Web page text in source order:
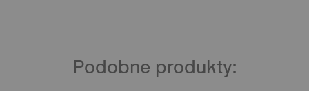
Podobne produkty: